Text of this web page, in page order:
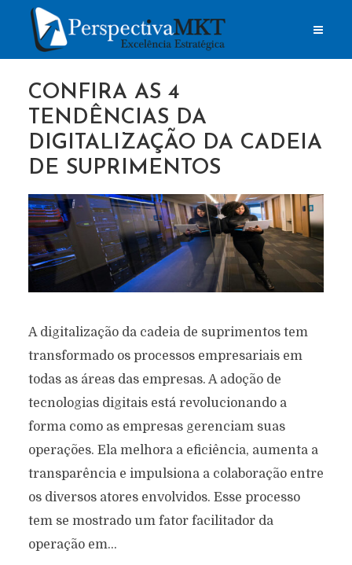
CONFIRA AS 4
TENDÊNCIAS DA
DIGITALIZAÇÃO DA CADEIA
DE SUPRIMENTOS
A digitalização da cadeia de suprimentos tem
transformado os processos empresariais em
todas as áreas das empresas. A adoção de
tecnologias digitais está revolucionando a
forma como as empresas gerenciam suas
operações. Ela melhora a eficiência, aumenta a
transparência e impulsiona a colaboração entre
os diversos atores envolvidos. Esse processo
tem se mostrado um fator facilitador da
operação em...